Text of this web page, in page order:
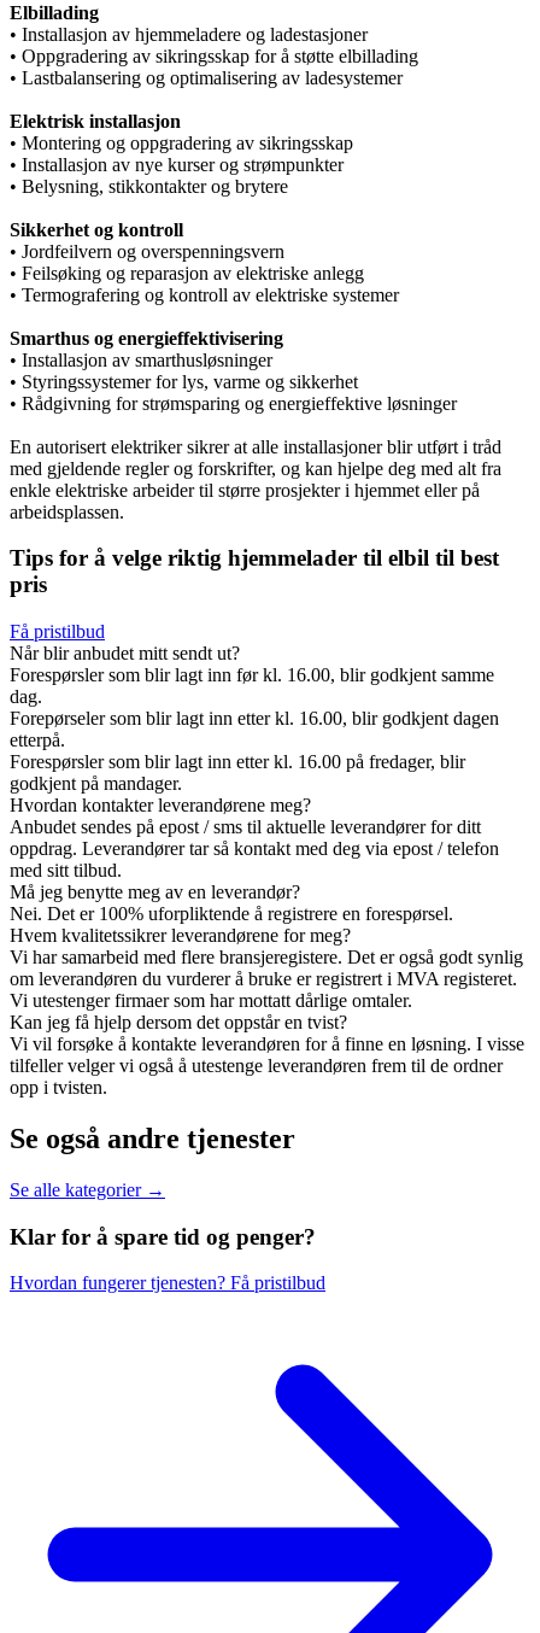
Elbillading
• Installasjon av hjemmeladere og ladestasjoner
• Oppgradering av sikringsskap for å støtte elbillading
• Lastbalansering og optimalisering av ladesystemer
Elektrisk installasjon
• Montering og oppgradering av sikringsskap
• Installasjon av nye kurser og strømpunkter
• Belysning, stikkontakter og brytere
Sikkerhet og kontroll
• Jordfeilvern og overspenningsvern
• Feilsøking og reparasjon av elektriske anlegg
• Termografering og kontroll av elektriske systemer
Smarthus og energieffektivisering
• Installasjon av smarthusløsninger
• Styringssystemer for lys, varme og sikkerhet
• Rådgivning for strømsparing og energieffektive løsninger
En autorisert elektriker sikrer at alle installasjoner blir utført i tråd
med gjeldende regler og forskrifter, og kan hjelpe deg med alt fra
enkle elektriske arbeider til større prosjekter i hjemmet eller på
arbeidsplassen.
Tips for å velge riktig hjemmelader til elbil til best
pris
Få pristilbud
Når blir anbudet mitt sendt ut?
Forespørsler som blir lagt inn før kl. 16.00, blir godkjent samme
dag.
Forepørseler som blir lagt inn etter kl. 16.00, blir godkjent dagen
etterpå.
Forespørsler som blir lagt inn etter kl. 16.00 på fredager, blir
godkjent på mandager.
Hvordan kontakter leverandørene meg?
Anbudet sendes på epost / sms til aktuelle leverandører for ditt
oppdrag. Leverandører tar så kontakt med deg via epost / telefon
med sitt tilbud.
Må jeg benytte meg av en leverandør?
Nei. Det er 100% uforpliktende å registrere en forespørsel.
Hvem kvalitetssikrer leverandørene for meg?
Vi har samarbeid med flere bransjeregistere. Det er også godt synlig
om leverandøren du vurderer å bruke er registrert i MVA registeret.
Vi utestenger firmaer som har mottatt dårlige omtaler.
Kan jeg få hjelp dersom det oppstår en tvist?
Vi vil forsøke å kontakte leverandøren for å finne en løsning. I visse
tilfeller velger vi også å utestenge leverandøren frem til de ordner
opp i tvisten.
Se også andre tjenester
Se alle kategorier →
Klar for å spare tid og penger?
Hvordan fungerer tjenesten? Få pristilbud